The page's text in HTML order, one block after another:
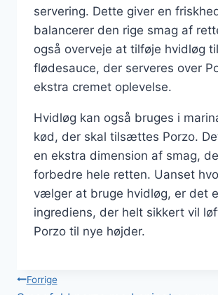
servering. Dette giver en
balancerer den rige smag af
også overveje at tilføje hvidløg
flødesauce, der serveres over
ekstra cremet oplevelse.
Hvidløg kan også bruges i
kød, der skal tilsættes Porzo.
en ekstra dimension af smag,
forbedre hele retten. Uanset
vælger at bruge hvidløg, er det
ingrediens, der helt sikkert vil
Porzo til nye højder.
Indlægsnavigation
Forrige